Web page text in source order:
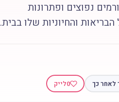
נפוצים ופתרונות
והחיוניות שלו בבית.
כך 0לייק